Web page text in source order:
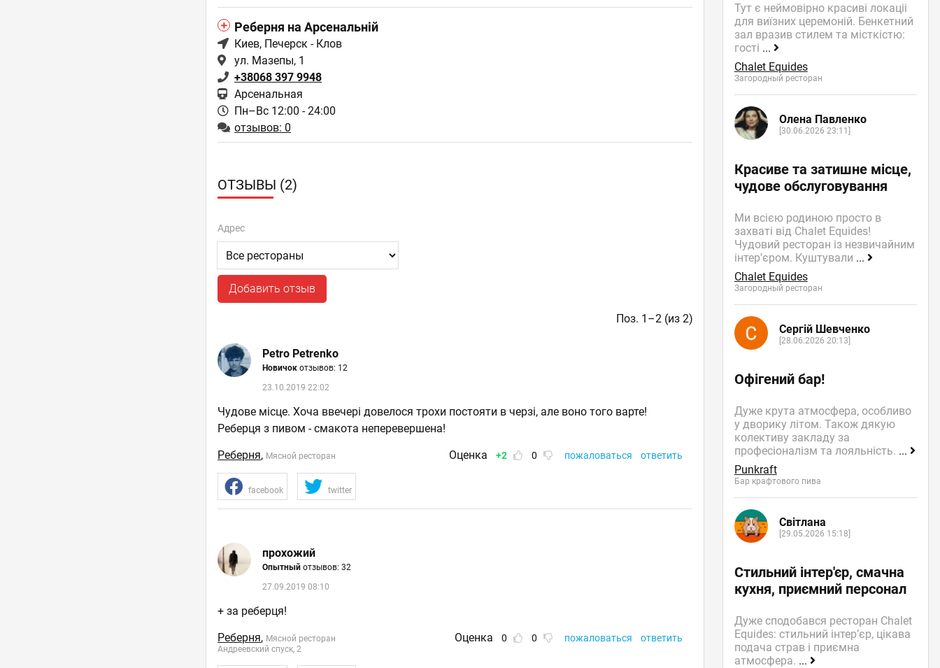
Реберня на Арсенальній
Киев, Печерск - Клов
ул. Мазепы, 1
+38068 397 9948
Арсенальная
Пн–Вс 12:00 - 24:00
отзывов: 0
ОТЗЫВЫ (2)
Адрес
Добавить отзыв
Поз. 1–2 (из 2)
Petro Petrenko
Новичокотзывов: 12
23.10.2019 22:02
Чудове місце. Хоча ввечері довелося трохи постояти в черзі, але воно того варте!
Реберця з пивом - смакота неперевершена!
Реберня, Мясной ресторан Оценка +2 0 пожаловаться ответить
facebook twitter
прохожий
Опытныйотзывов: 32
27.09.2019 08:10
+ за реберця!
Реберня, Мясной ресторан
Андреевский спуск, 2
Оценка 0 0 пожаловаться ответить
Тут є неймовірно красиві локаціі
для виїзних церемоній. Бенкетний
зал вразив стилем та місткістю:
гості ...
Chalet Equides
Загородный ресторан
Олена Павленко
[30.06.2026 23:11]
Красиве та затишне місце,
чудове обслуговування
Ми всією родиною просто в
захваті від Chalet Equides!
Чудовий ресторан із незвичайним
інтер'єром. Куштували ...
Chalet Equides
Загородный ресторан
Сергій Шевченко
[28.06.2026 20:13]
Офігений бар!
Дуже крута атмосфера, особливо
у дворику літом. Також дякую
колективу закладу за
професіоналізм та лояльність. ...
Punkraft
Бар крафтового пива
Світлана
[29.05.2026 15:18]
Стильний інтер'єр, смачна
кухня, приємний персонал
Дуже сподобався ресторан Chalet
Equides: стильний інтер’єр, цікава
подача страв і приємна
атмосфера. ...